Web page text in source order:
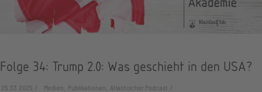
Folge 34: Trump 2.0: Was geschieht in den USA?
25.03.2025 Medien, Publikationen, Atlantischer Podcast